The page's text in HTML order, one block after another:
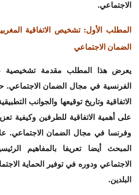
الاجتماعي.
المطلب الأول: تشخيص الاتفاقية
الضمان الاجتماعي
يعرض هذا المطلب مقدمة تشخيصية عن
الفرنسية في مجال الضمان
الاتفاقية وتاريخ توقيعها والجوانب
على أهمية الاتفاقية للطرفين وكيفية
وفرنسا في مجال الضمان الاجتماعي.
المبحث أيضا تعريفا بالمفاهيم
الاجتماعي ودوره في توفير الحماية
البلدين.